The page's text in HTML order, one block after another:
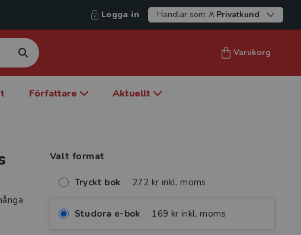
Logga in Handlar som: Privatkund
Varukorg
Författare Aktuellt
Valt format
Tryckt bok 272 kr inkl. moms
Studora e-bok 169 kr inkl. moms